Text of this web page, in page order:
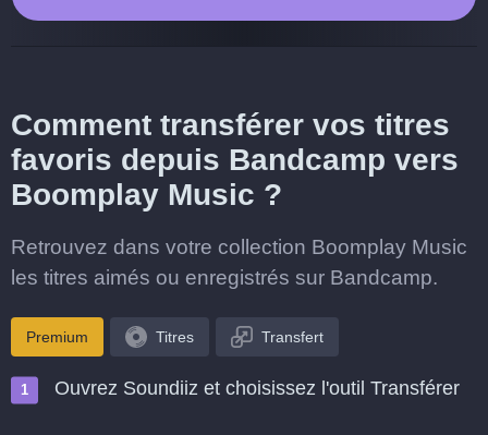
Comment transférer vos titres
favoris depuis Bandcamp vers
Boomplay Music ?
Retrouvez dans votre collection Boomplay Music
les titres aimés ou enregistrés sur Bandcamp.
Premium Titres Transfert
Ouvrez Soundiiz et choisissez l'outil Transférer